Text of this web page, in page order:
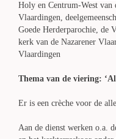
Holy en Centrum-West van
Vlaardingen,
Goede Herderparochie, de
kerk van de Nazarener
Vlaardingen
Thema van de viering:
Er is een crèche voor de
Aan de dienst werken o.a.